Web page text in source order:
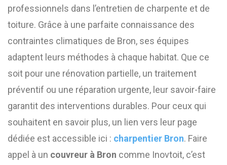
professionnels dans l’entretien de charpente et de
toiture. Grâce à une parfaite connaissance des
contraintes climatiques de Bron, ses équipes
adaptent leurs méthodes à chaque habitat. Que ce
soit pour une rénovation partielle, un traitement
préventif ou une réparation urgente, leur savoir-faire
garantit des interventions durables. Pour ceux qui
souhaitent en savoir plus, un lien vers leur page
dédiée est accessible ici : charpentier Bron. Faire
appel à un couvreur à Bron comme Inovtoit, c’est